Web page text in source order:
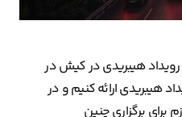
رویداد هیبریدی در کیش در
هیبریدی ارائه کنیم و در
برای برگزاری چنین